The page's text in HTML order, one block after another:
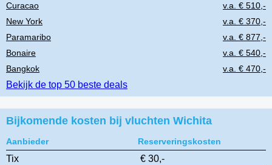
Curacao
v.a. € 510,-
New York
v.a. € 370,-
Paramaribo
v.a. € 877,-
Bonaire
v.a. € 540,-
Bangkok
v.a. € 470,-
Bekijk de top 50 beste deals
Bijkomende kosten bij vluchten Wichita
Aanbieder Reserveringskosten
Tix
€ 30,-